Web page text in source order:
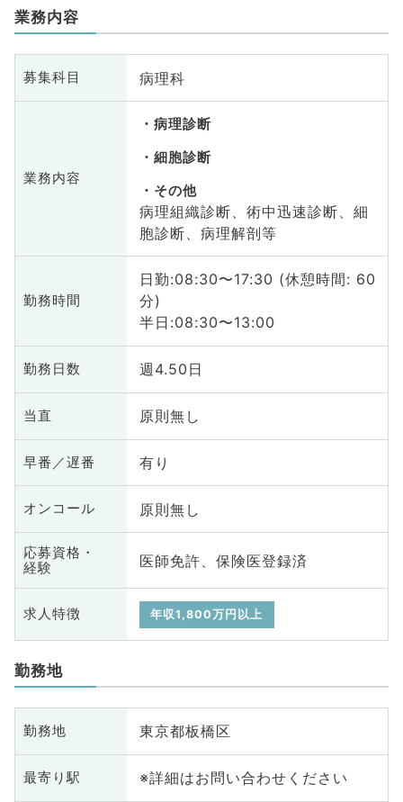
業務内容
募集科目 病理科
業務内容
病理診断
細胞診断
その他
病理組織診断、術中迅速診断、細
胞診断、病理解剖等
勤務時間
日勤:08:30〜17:30 (休憩時間: 60
分)
半日:08:30〜13:00
勤務日数 週4.50日
当直 原則無し
早番／遅番 有り
オンコール 原則無し
応募資格・
経験
医師免許、保険医登録済
求人特徴 年収1,800万円以上
勤務地
勤務地 東京都板橋区
最寄り駅 ※詳細はお問い合わせください